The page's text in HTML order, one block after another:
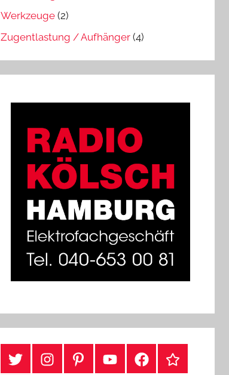
Werkzeuge (2)
Zugentlastung / Aufhänger (4)
#TwitterInstagramPinterestYouTubeFacebook
TikTok